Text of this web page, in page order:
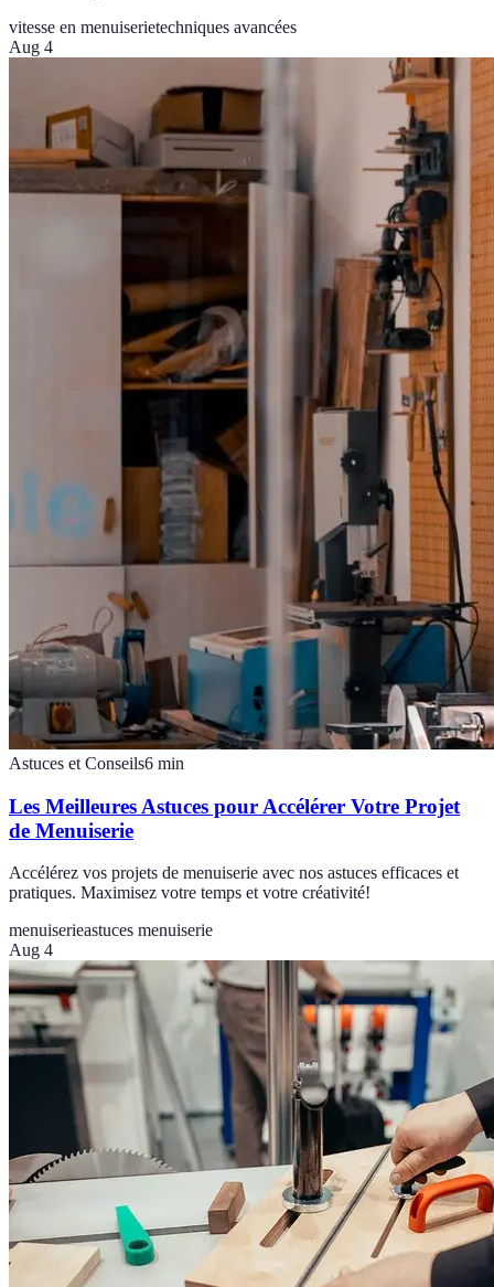
vitesse en menuiserietechniques avancées
Aug 4
Astuces et Conseils6 min
Les Meilleures Astuces pour Accélérer Votre Projet
de Menuiserie
Accélérez vos projets de menuiserie avec nos astuces efficaces et
pratiques. Maximisez votre temps et votre créativité!
menuiserieastuces menuiserie
Aug 4